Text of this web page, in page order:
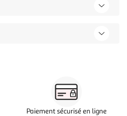
Paiement sécurisé en ligne